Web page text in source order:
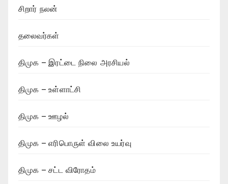
சிறார் நலன்
தலைவர்கள்
திமுக – இரட்டை நிலை அரசியல்
திமுக – உள்ளாட்சி
திமுக – ஊழல்
திமுக – எரிபொருள் விலை உயர்வு
திமுக – சட்ட விரோதம்